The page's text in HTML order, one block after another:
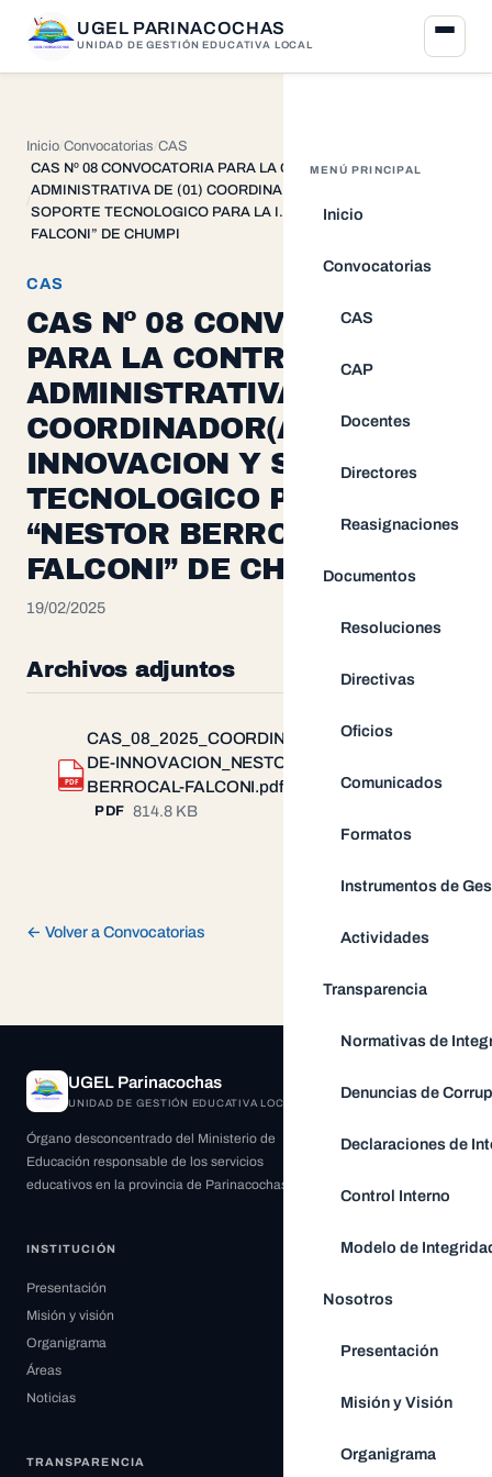
UGEL PARINACOCHAS
UNIDAD DE GESTIÓN EDUCATIVA LOCAL
MENÚ PRINCIPAL
Inicio
Convocatorias
CAS
CAP
Docentes
Directores
Reasignaciones
Documentos
Resoluciones
Directivas
Oficios
Comunicados
Formatos
Instrumentos de
Actividades
Transparencia
Normativas de
Denuncias de
Declaraciones de
Control Interno
Modelo de
Nosotros
Presentación
Misión y Visión
Organigrama
Inicio Convocatorias CAS
CAS Nº 08 CONVOCATORIA PARA LA CONTRATACION
ADMINISTRATIVA DE (01) COORDINADOR(A) DE INNOVACION Y
SOPORTE TECNOLOGICO PARA LA I.E. “NESTOR BERROCAL
FALCONI” DE CHUMPI
CAS
CAS Nº 08 CONVOCATORIA
PARA LA CONTRATACION
ADMINISTRATIVA DE (01)
COORDINADOR(A) DE
INNOVACION Y SOPORTE
TECNOLOGICO PARA LA I.E.
“NESTOR BERROCAL
FALCONI” DE CHUMPI
19/02/2025
Archivos adjuntos
PDF
CAS_08_2025_COORDINADOR-
DE-INNOVACION_NESTOR-
BERROCAL-FALCONI.pdf
PDF 814.8 KB
Descargar
← Volver a Convocatorias
UGEL Parinacochas
UNIDAD DE GESTIÓN EDUCATIVA LOCAL
Órgano desconcentrado del Ministerio de
Educación responsable de los servicios
educativos en la provincia de Parinacochas.
INSTITUCIÓN
Presentación
Misión y visión
Organigrama
Áreas
Noticias
TRANSPARENCIA